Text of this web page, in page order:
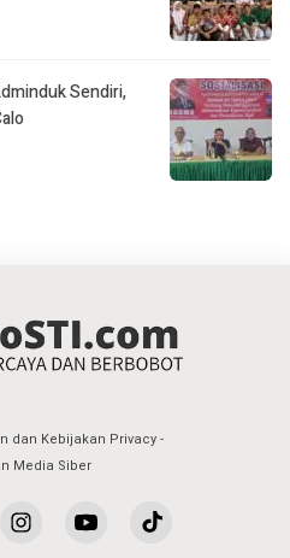
Sendiri,
dan Kebijakan Privacy
Media Siber